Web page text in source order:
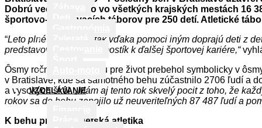
VZDELÁVANIE
Dobrú vec podporilo vo všetkých krajských mestách 16
športovo-vzdelávacích táborov pre 250 detí. Atletické
“Leto plné zážitkov si tak vďaka pomoci iným doprajú deti z
predstavovať odrazový mostík k ďalšej športovej kariére,“
Ôsmy ročník Tesco Behu pre život prebehol symbolicky v
v Bratislave, kde sa samotného behu zúčastnilo 2706 ľudí a
a vysokých škôl.„Mám aj tento rok skvelý pocit z toho, že
rokov sa do behu zapojilo už neuveriteľných 87 487ľudía
K behu pribudla Detská atletika